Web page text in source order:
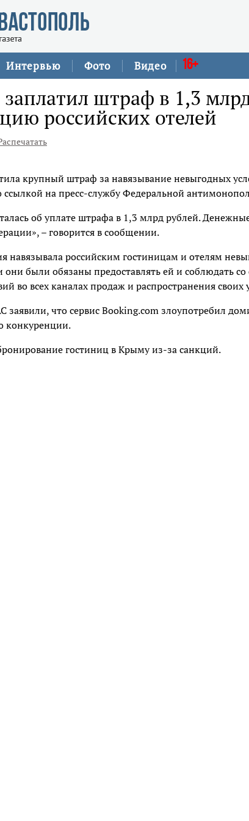
Интервью Фото Видео 16+
штраф в 1,3
российских отелей
крупный штраф за навязывание невыгодных
ссылкой на пресс-службу Федеральной
об уплате штрафа в 1,3 млрд рублей.
– говорится в сообщении.
навязывала российским гостиницам и отелям
они были обязаны предоставлять ей и соблюдать
во всех каналах продаж и распространения своих
заявили, что сервис Booking.com злоупотребил
конкуренции.
гостиниц в Крыму из-за санкций.